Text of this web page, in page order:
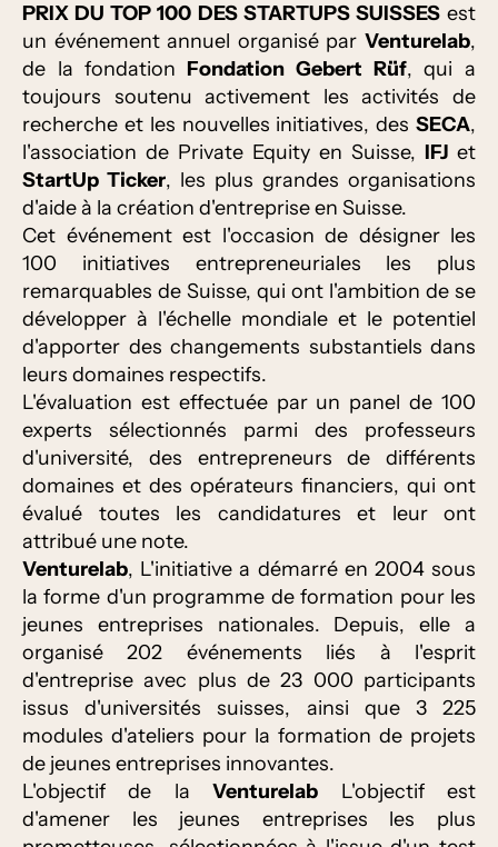
PRIX DU TOP 100 DES STARTUPS SUISSESest
un événement annuel organisé par Venturelab,
de la fondation Fondation Gebert Rüf, qui a
toujours soutenu activement les activités de
recherche et les nouvelles initiatives, des SECA,
l'association de Private Equity en Suisse, IFJ et
StartUp Ticker, les plus grandes organisations
d'aide à la création d'entreprise en Suisse.
Cet événement est l'occasion de désigner les
100 initiatives entrepreneuriales les plus
remarquables de Suisse, qui ont l'ambition de se
développer à l'échelle mondiale et le potentiel
d'apporter des changements substantiels dans
leurs domaines respectifs.
L'évaluation est effectuée par un panel de 100
experts sélectionnés parmi des professeurs
d'université, des entrepreneurs de différents
domaines et des opérateurs financiers, qui ont
évalué toutes les candidatures et leur ont
attribué une note.
Venturelab, L'initiative a démarré en 2004 sous
la forme d'un programme de formation pour les
jeunes entreprises nationales. Depuis, elle a
organisé 202 événements liés à l'esprit
d'entreprise avec plus de 23 000 participants
issus d'universités suisses, ainsi que 3 225
modules d'ateliers pour la formation de projets
de jeunes entreprises innovantes.
L'objectif de laVenturelab L'objectif est
d'amener les jeunes entreprises les plus